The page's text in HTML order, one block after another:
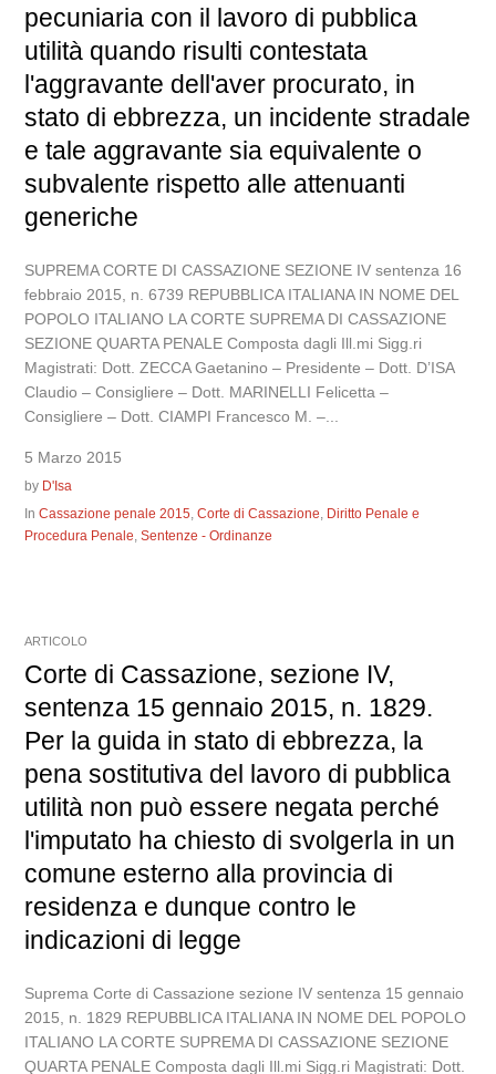
pecuniaria con il lavoro di pubblica
utilità quando risulti contestata
l'aggravante dell'aver procurato, in
stato di ebbrezza, un incidente stradale
e tale aggravante sia equivalente o
subvalente rispetto alle attenuanti
generiche
SUPREMA CORTE DI CASSAZIONE SEZIONE IV sentenza 16
febbraio 2015, n. 6739 REPUBBLICA ITALIANA IN NOME DEL
POPOLO ITALIANO LA CORTE SUPREMA DI CASSAZIONE
SEZIONE QUARTA PENALE Composta dagli Ill.mi Sigg.ri
Magistrati: Dott. ZECCA Gaetanino – Presidente – Dott. D’ISA
Claudio – Consigliere – Dott. MARINELLI Felicetta –
Consigliere – Dott. CIAMPI Francesco M. –...
5 Marzo 2015
by D'Isa
InCassazione penale 2015,Corte di Cassazione, Diritto Penale e
Procedura Penale,Sentenze - Ordinanze
ARTICOLO
Corte di Cassazione, sezione IV,
sentenza 15 gennaio 2015, n. 1829.
Per la guida in stato di ebbrezza, la
pena sostitutiva del lavoro di pubblica
utilità non può essere negata perché
l'imputato ha chiesto di svolgerla in un
comune esterno alla provincia di
residenza e dunque contro le
indicazioni di legge
Suprema Corte di Cassazione sezione IV sentenza 15 gennaio
2015, n. 1829 REPUBBLICA ITALIANA IN NOME DEL POPOLO
ITALIANO LA CORTE SUPREMA DI CASSAZIONE SEZIONE
QUARTA PENALE Composta dagli Ill.mi Sigg.ri Magistrati: Dott.